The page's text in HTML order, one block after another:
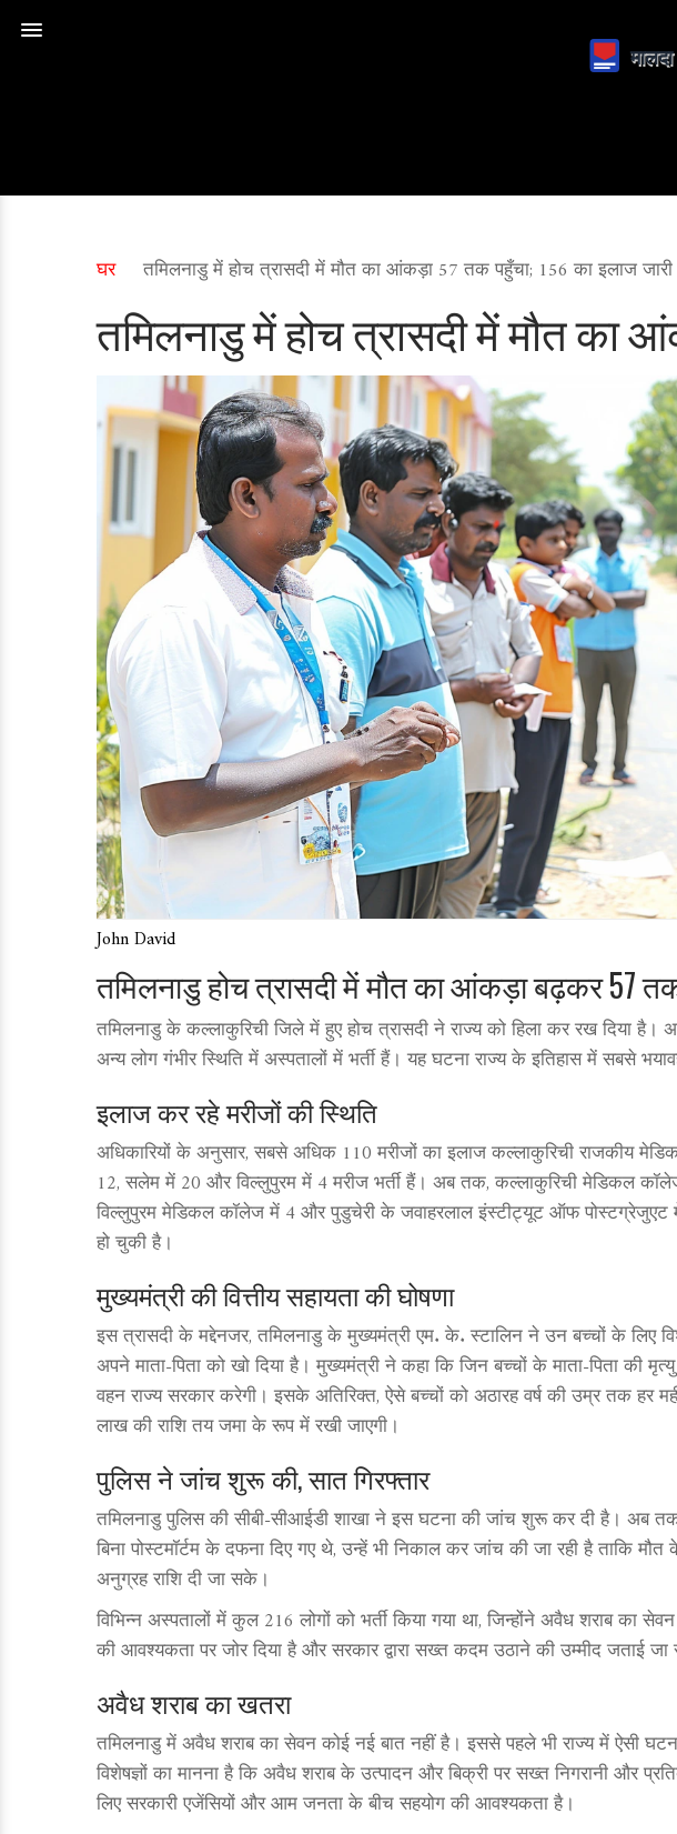
घर तमिलनाडु में होच त्रासदी में मौत का आंकड़ा 57 तक पहुँचा; 156 का इलाज जारी
तमिलनाडु में होच त्रासदी में मौत का
John David
तमिलनाडु होच त्रासदी में मौत का आंकड़ा बढ़कर 57
तमिलनाडु के कल्लाकुरिची जिले में हुए होच त्रासदी ने राज्य को हिला कर रख दिया
अन्य लोग गंभीर स्थिति में अस्पतालों में भर्ती हैं। यह घटना राज्य के इतिहास में सबसे
इलाज कर रहे मरीजों की स्थिति
अधिकारियों के अनुसार, सबसे अधिक 110 मरीजों का इलाज कल्लाकुरिची राजकीय
12, सलेम में 20 और विल्लुपुरम में 4 मरीज भर्ती हैं। अब तक, कल्लाकुरिची मेडिकल
विल्लुपुरम मेडिकल कॉलेज में 4 और पुडुचेरी के जवाहरलाल इंस्टीट्यूट ऑफ पोस्टग्रेजुएट
हो चुकी है।
मुख्यमंत्री की वित्तीय सहायता की घोषणा
इस त्रासदी के मद्देनजर, तमिलनाडु के मुख्यमंत्री एम. के. स्टालिन ने उन बच्चों के लिए
अपने माता-पिता को खो दिया है। मुख्यमंत्री ने कहा कि जिन बच्चों के माता-पिता की
वहन राज्य सरकार करेगी। इसके अतिरिक्त, ऐसे बच्चों को अठारह वर्ष की उम्र तक हर
लाख की राशि तय जमा के रूप में रखी जाएगी।
पुलिस ने जांच शुरू की, सात गिरफ्तार
तमिलनाडु पुलिस की सीबी-सीआईडी शाखा ने इस घटना की जांच शुरू कर दी है। अब
बिना पोस्टमॉर्टम के दफना दिए गए थे, उन्हें भी निकाल कर जांच की जा रही है ताकि
अनुग्रह राशि दी जा सके।
विभिन्न अस्पतालों में कुल 216 लोगों को भर्ती किया गया था, जिन्होंने अवैध शराब का
की आवश्यकता पर जोर दिया है और सरकार द्वारा सख्त कदम उठाने की उम्मीद जताई जा
अवैध शराब का खतरा
तमिलनाडु में अवैध शराब का सेवन कोई नई बात नहीं है। इससे पहले भी राज्य में ऐसी
विशेषज्ञों का मानना है कि अवैध शराब के उत्पादन और बिक्री पर सख्त निगरानी और
लिए सरकारी एजेंसियों और आम जनता के बीच सहयोग की आवश्यकता है।